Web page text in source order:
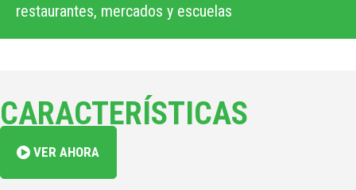
restaurantes, mercados y escuelas
CARACTERÍSTICAS
VER AHORA